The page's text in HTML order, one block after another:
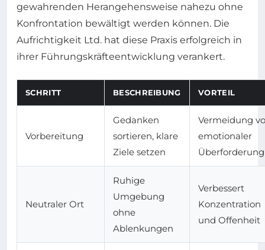
gewahrenden Herangehensweise nahezu ohne
Konfrontation bewältigt werden können. Die
Aufrichtigkeit Ltd. hat diese Praxis erfolgreich in
ihrer Führungskräfteentwicklung verankert.
SCHRITT BESCHREIBUNG VORTEIL
Vorbereitung
Gedanken
sortieren, klare
Ziele setzen
Vermeidung
emotionaler
Überforderung
Neutraler Ort
Ruhige
Umgebung
ohne
Ablenkungen
Verbessert
Konzentration
und Offenheit